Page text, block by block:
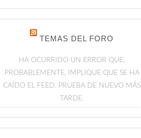
TEMAS DEL FORO
HA OCURRIDO UN ERROR QUE,
PROBABLEMENTE, IMPLIQUE QUE SE HA
CAÍDO EL FEED. PRUEBA DE NUEVO MÁS
TARDE.